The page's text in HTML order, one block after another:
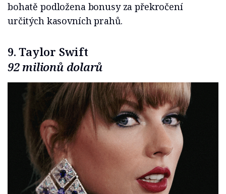
bohatě podložena bonusy za překročení
určitých kasovních prahů.
9. Taylor Swift
92 milionů dolarů